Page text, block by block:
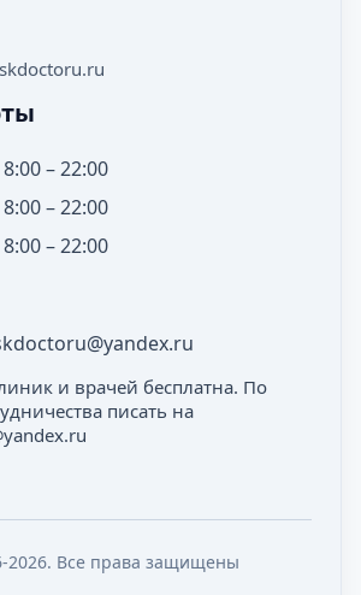
8:00 – 22:00
8:00 – 22:00
8:00 – 22:00
и врачей бесплатна. По
писать на
2026. Все права защищены